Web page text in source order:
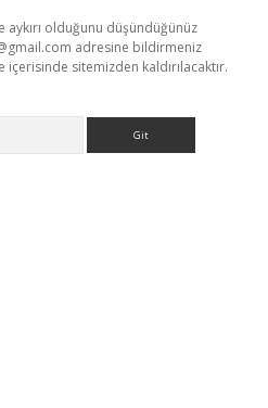
olduğunu düşündüğünüz
adresine bildirmeniz
sitemizden kaldırılacaktır.